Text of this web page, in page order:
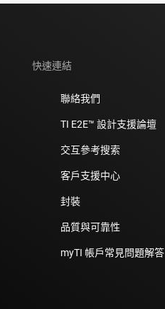
快速連結
聯絡我們
TI E2E™ 設計支援論壇
交互參考搜索
客戶支援中心
封裝
品質與可靠性
myTI 帳戶常見問題解答